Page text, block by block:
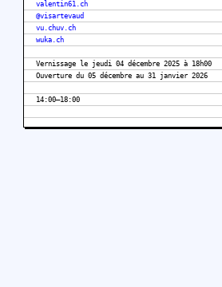
valentin61.ch
@visartevaud
vu.chuv.ch
wuka.ch
Vernissage le jeudi 04 décembre 2025 à 18h00
Ouverture du 05 décembre au 31 janvier 2026
14:00–18:00